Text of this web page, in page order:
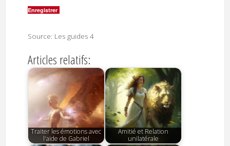
Enregistrer
Source: Les guides 4
Articles relatifs:
Traiter les émotions avec
l'aide de Gabriel
Amitié et Relation
unilatérale